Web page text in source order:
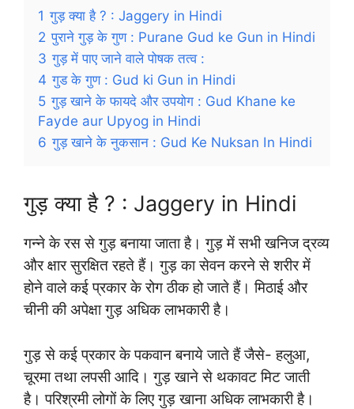
1 गुड़ क्या है ? : Jaggery in Hindi
2 पुराने गुड़ के गुण : Purane Gud ke Gun in Hindi
3 गुड़ में पाए जाने वाले पोषक तत्व :
4 गुड के गुण : Gud ki Gun in Hindi
5 गुड़ खाने के फायदे और उपयोग : Gud Khane ke
Fayde aur Upyog in Hindi
6 गुड़ खाने के नुकसान : Gud Ke Nuksan In Hindi
गुड़ क्या है ? : Jaggery in Hindi
गन्ने के रस से गुड़ बनाया जाता है। गुड़ में सभी खनिज द्रव्य
और क्षार सुरक्षित रहते हैं। गुड़ का सेवन करने से शरीर में
होने वाले कई प्रकार के रोग ठीक हो जाते हैं। मिठाई और
चीनी की अपेक्षा गुड़ अधिक लाभकारी है।
गुड़ से कई प्रकार के पकवान बनाये जाते हैं जैसे- हलुआ,
चूरमा तथा लपसी आदि। गुड़ खाने से थकावट मिट जाती
है। परिश्रमी लोगों के लिए गुड़ खाना अधिक लाभकारी है।